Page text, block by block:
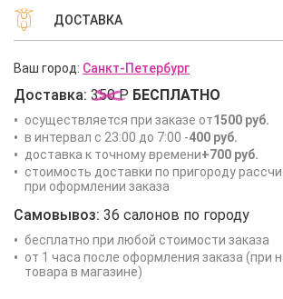
ДОСТАВКА
Ваш город: Санкт-Петербург
Доставка: 350 Р БЕСПЛАТНО
осуществляется при заказе от1500 руб.
в интервал с 23:00 до 7:00 -400 руб.
доставка к точному времени+700 руб.
стоимость доставки по пригороду
при оформлении заказа
Самовывоз: 36 салонов по городу
бесплатно при любой стоимости заказа
от 1 часа после оформления заказа (при
товара в магазине)